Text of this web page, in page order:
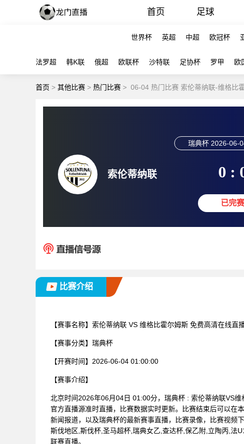
首页 足球
世界杯 英超 中超 欧冠杯
法罗超 韩K联 俄超 欧联杯 沙特联 足协杯 罗甲 欧
首页 > 其他比赛 > 热门比赛 > 06-04 热门比赛 索伦蒂纳联-维格比
索伦蒂纳联
瑞典杯 2026-06-
0 :
已完赛
比赛介绍
【赛事名称】 索伦蒂纳联 VS 维格比霍尔姆斯 免费高清在线直
【赛事分类】 瑞典杯
【开赛时间】 2026-06-04 01:00:00
【赛事介绍】
北京时间2026年06月04日 01:00分，瑞典杯 : 索伦蒂纳联VS
官方直播源准时直播，比赛数据实时更新。比赛结束后可以在
新闻报道，以及瑞典杯的最新赛事直播，比赛录像，比赛视频
斯伐地区,斯伐杯,圣马超杯,瑞典女乙,查达杯,保乙附,立陶丙,法
联赛直播。